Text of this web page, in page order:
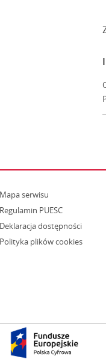
Mapa serwisu
Regulamin PUESC
Deklaracja dostępności
Polityka plików cookies